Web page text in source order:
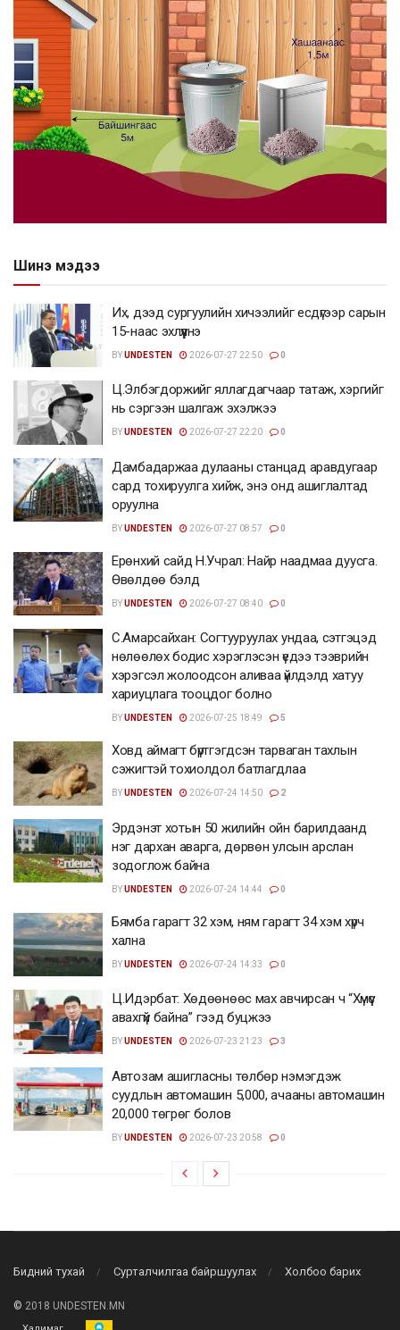
Шинэ мэдээ
Их, дээд сургуулийн хичээлийг есдүгээр сарын
15-наас эхлүүлнэ
BYUNDESTEN 2026-07-27 22:50 0
Ц.Элбэгдоржийг яллагдагчаар татаж, хэргийг
нь сэргээн шалгаж эхэлжээ
BYUNDESTEN 2026-07-27 22:20 0
Дамбадаржаа дулааны станцад аравдугаар
сард тохируулга хийж, энэ онд ашиглалтад
оруулна
BYUNDESTEN 2026-07-27 08:57 0
Ерөнхий сайд Н.Учрал: Найр наадмаа дуусга.
Өвөлдөө бэлд
BYUNDESTEN 2026-07-27 08:40 0
С.Амарсайхан: Согтууруулах ундаа, сэтгэцэд
нөлөөлөх бодис хэрэглэсэн үедээ тээврийн
хэрэгсэл жолоодсон аливаа үйлдэлд хатуу
хариуцлага тооцдог болно
BYUNDESTEN 2026-07-25 18:49 5
Ховд аймагт бүртгэгдсэн тарваган тахлын
сэжигтэй тохиолдол батлагдлаа
BYUNDESTEN 2026-07-24 14:50 2
Эрдэнэт хотын 50 жилийн ойн барилдаанд
нэг дархан аварга, дөрвөн улсын арслан
зодоглож байна
BYUNDESTEN 2026-07-24 14:44 0
Бямба гарагт 32 хэм, ням гарагт 34 хэм хүрч
хална
BYUNDESTEN 2026-07-24 14:33 0
Ц.Идэрбат: Хөдөөнөөс мах авчирсан ч “Хүмүүс
авахгүй байна” гээд буцжээ
BYUNDESTEN 2026-07-23 21:23 3
Автозам ашигласны төлбөр нэмэгдэж
суудлын автомашин 5,000, ачааны автомашин
20,000 төгрөг болов
BYUNDESTEN 2026-07-23 20:58 0
Бидний тухай Сурталчилгаа байршуулах Холбоо барих
© 2018 UNDESTEN.MN